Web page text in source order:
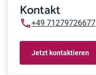
Kontakt
+49 71279726677
Jetzt kontaktieren